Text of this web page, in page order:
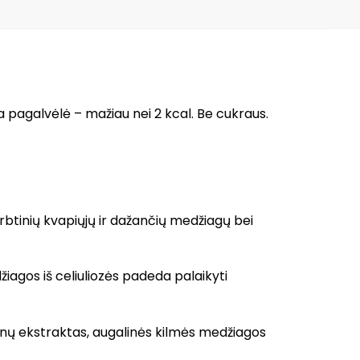
– mažiau nei 2 kcal. Be cukraus.
kvapiųjų ir dažančių medžiagų bei
iš celiuliozės padeda palaikyti
ekstraktas, augalinės kilmės medžiagos